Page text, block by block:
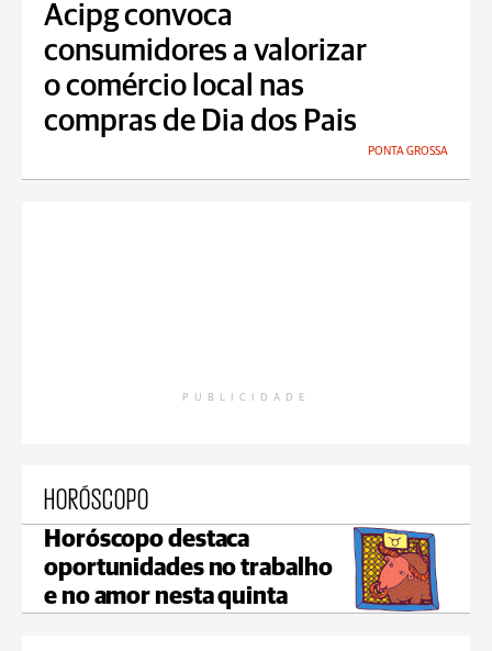
Acipg convoca
consumidores a valorizar
o comércio local nas
compras de Dia dos Pais
PONTA GROSSA
PUBLICIDADE
HORÓSCOPO
Horóscopo destaca
oportunidades no trabalho
e no amor nesta quinta